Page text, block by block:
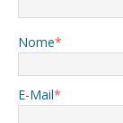
Nome*
E-Mail*